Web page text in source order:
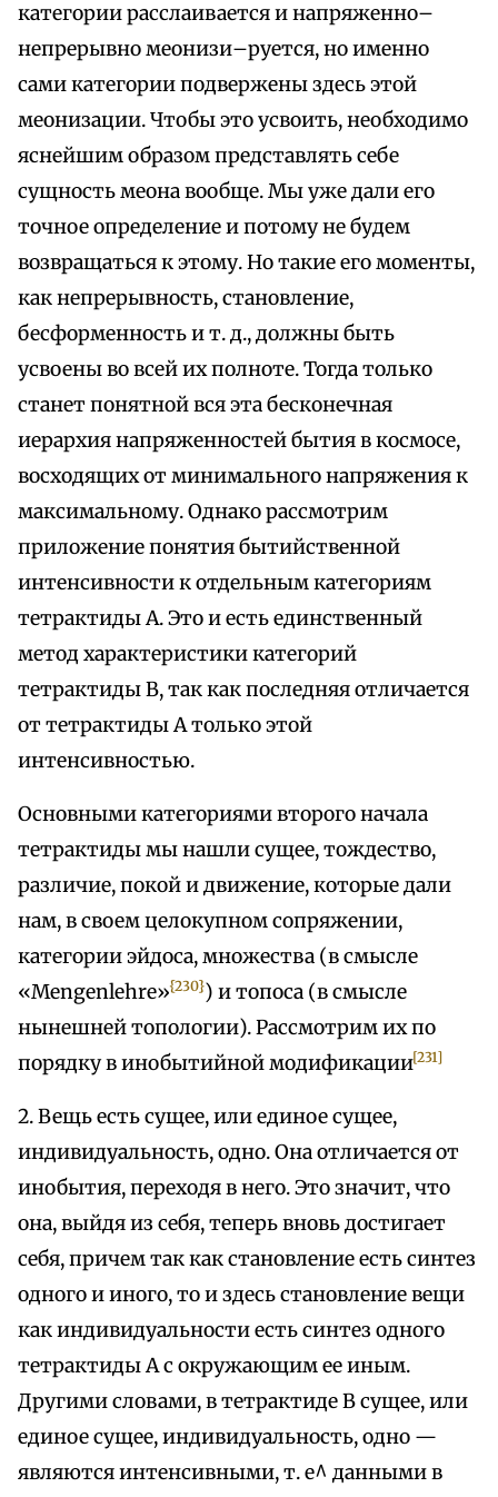
категории расслаивается и напряженно–
непрерывно меонизи–руется, но именно
сами категории подвержены здесь этой
меонизации. Чтобы это усвоить, необходимо
яснейшим образом представлять себе
сущность меона вообще. Мы уже дали его
точное определение и потому не будем
возвращаться к этому. Но такие его моменты,
как непрерывность, становление,
бесформенность и т. д., должны быть
усвоены во всей их полноте. Тогда только
станет понятной вся эта бесконечная
иерархия напряженностей бытия в космосе,
восходящих от минимального напряжения к
максимальному. Однако рассмотрим
приложение понятия бытийственной
интенсивности к отдельным категориям
тетрактиды А. Это и есть единственный
метод характеристики категорий
тетрактиды В, так как последняя отличается
от тетрактиды А только этой
интенсивностью.
Основными категориями второго начала
тетрактиды мы нашли сущее, тождество,
различие, покой и движение, которые дали
нам, в своем целокупном сопряжении,
категории эйдоса, множества (в смысле
«Mengenlehre»{230}) и топоса (в смысле
нынешней топологии). Рассмотрим их по
порядку в инобытийной модификации[231]
2. Вещь есть сущее, или единое сущее,
индивидуальность, одно. Она отличается от
инобытия, переходя в него. Это значит, что
она, выйдя из себя, теперь вновь достигает
себя, причем так как становление есть синтез
одного и иного, то и здесь становление вещи
как индивидуальности есть синтез одного
тетрактиды А с окружающим ее иным.
Другими словами, в тетрактиде В сущее, или
единое сущее, индивидуальность, одно —
являются интенсивными, т. е^ данными в